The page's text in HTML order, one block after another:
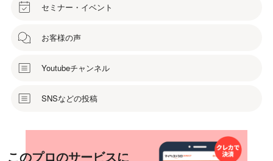
セミナー・イベント
お客様の声
Youtubeチャンネル
SNSなどの投稿
このプロのサービスに